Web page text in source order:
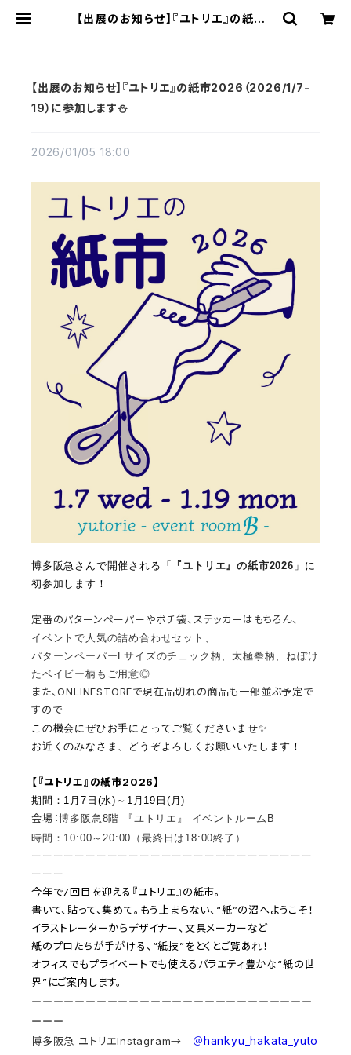
【出展のお知らせ】『ユトリエ』の紙市2
【出展のお知らせ】『ユトリエ』の紙市2026（2026/1/7-
19）に参加します⛄️
2026/01/05 18:00
博多阪急さんで開催される「 『ユトリエ』の紙市2026 」に
初参加します！
定番のパターンペーパーやポチ袋、ステッカーはもちろん、
イベントで人気の詰め合わせセット、
パターンペーパーLサイズのチェック柄、太極拳柄、ねぼけ
たベイビー柄も ご用意◎
また、ONLINESTOREで現在品切れの商品も一部並ぶ予定で
すので
この機会にぜひお手にとってご覧くださいませ✨
お近くのみなさま、どうぞよろしくお願いいたします！
【『ユトリエ』の紙市2026】
期間：1月7日(水)～1月19日(月)
会場：博多阪急8階 『ユトリエ』 イベントルームB
時間：10:00～20:00（最終日は18:00終了）
ーーーーーーーーーーーーーーーーーーーーーーーーーー
ーーー
今年で7回目を迎える『ユトリエ』の紙市。
書いて、貼って、集めて。もう止まらない、“紙”の沼へようこそ！
イラストレーターからデザイナー、文具メーカーなど
紙のプロたちが手がける、“紙技”をとくとご覧あれ！
オフィスでもプライベートでも使えるバラエティ豊かな“紙の世
界”にご案内します。
ーーーーーーーーーーーーーーーーーーーーーーーーーー
ーーー
博多阪急 ユトリエInstagram→ ＠hankyu_hakata_yuto